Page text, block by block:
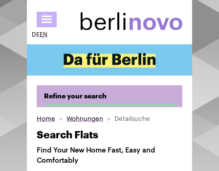
to
main
DEEN
Refine your search
Home Wohnungen Detailsuche
Search Flats
Find Your New Home Fast, Easy and
Comfortably